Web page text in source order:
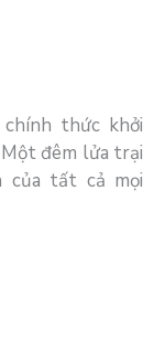
thức khởi
đêm lửa trại
của tất cả mọi